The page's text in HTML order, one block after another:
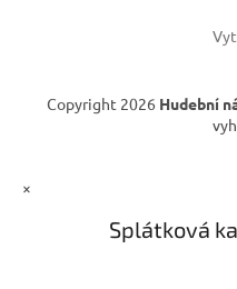
Copyright 2026 Hudební
×
Splátková